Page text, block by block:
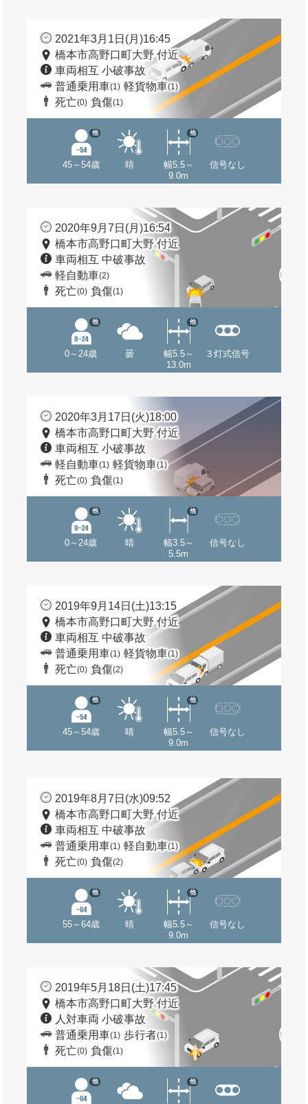
2021年3月1日(月)16:45
橋本市高野口町大野 付近
車両相互 小破事故
普通乗用車(1) 軽貨物車(1)
死亡(0) 負傷(1)
45～54歳
他
晴
幅5.5～
9.0m
他
信号なし
2020年9月7日(月)16:54
橋本市高野口町大野 付近
車両相互 中破事故
軽自動車(2)
死亡(0) 負傷(1)
0～24歳
他
曇
幅5.5～
13.0m
他
３灯式信号
2020年3月17日(火)18:00
橋本市高野口町大野 付近
車両相互 小破事故
軽自動車(1) 軽貨物車(1)
死亡(0) 負傷(1)
0～24歳
他
晴
幅3.5～
5.5m
他
信号なし
2019年9月14日(土)13:15
橋本市高野口町大野 付近
車両相互 中破事故
普通乗用車(1) 軽貨物車(1)
死亡(0) 負傷(2)
45～54歳
他
晴
幅5.5～
9.0m
他
信号なし
2019年8月7日(水)09:52
橋本市高野口町大野 付近
車両相互 中破事故
普通乗用車(1) 軽自動車(1)
死亡(0) 負傷(2)
55～64歳
他
晴
幅5.5～
9.0m
他
信号なし
2019年5月18日(土)17:45
橋本市高野口町大野 付近
人対車両 小破事故
普通乗用車(1) 歩行者(1)
死亡(0) 負傷(1)
他 他